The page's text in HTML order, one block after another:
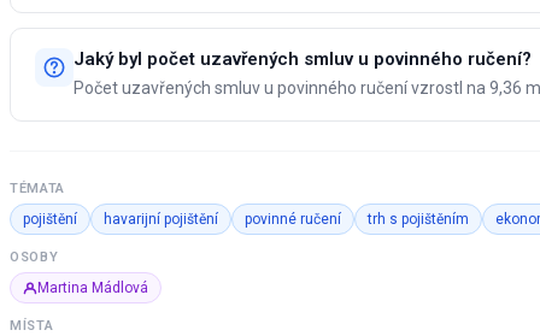
Jaký byl počet uzavřených smluv u povinného ručení?
Počet uzavřených smluv u povinného ručení vzrostl na 9,36
TÉMATA
pojištění havarijní pojištění povinné ručení trh s pojištěním
OSOBY
Martina Mádlová
MÍSTA